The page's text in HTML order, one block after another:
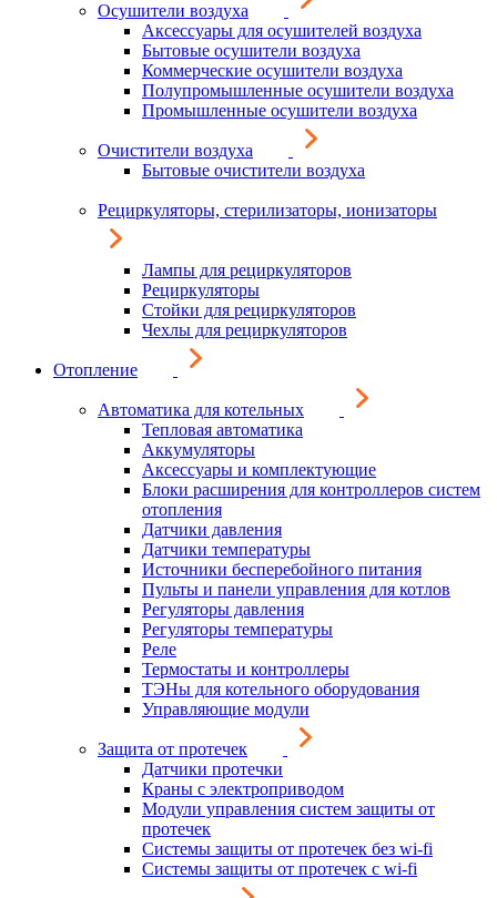
Осушители воздуха
Аксессуары для осушителей воздуха
Бытовые осушители воздуха
Коммерческие осушители воздуха
Полупромышленные осушители воздуха
Промышленные осушители воздуха
Очистители воздуха
Бытовые очистители воздуха
Рециркуляторы, стерилизаторы, ионизаторы
Лампы для рециркуляторов
Рециркуляторы
Стойки для рециркуляторов
Чехлы для рециркуляторов
Отопление
Автоматика для котельных
Тепловая автоматика
Аккумуляторы
Аксессуары и комплектующие
Блоки расширения для контроллеров систем
отопления
Датчики давления
Датчики температуры
Источники бесперебойного питания
Пульты и панели управления для котлов
Регуляторы давления
Регуляторы температуры
Реле
Термостаты и контроллеры
ТЭНы для котельного оборудования
Управляющие модули
Защита от протечек
Датчики протечки
Краны с электроприводом
Модули управления систем защиты от
протечек
Системы защиты от протечек без wi-fi
Системы защиты от протечек с wi-fi